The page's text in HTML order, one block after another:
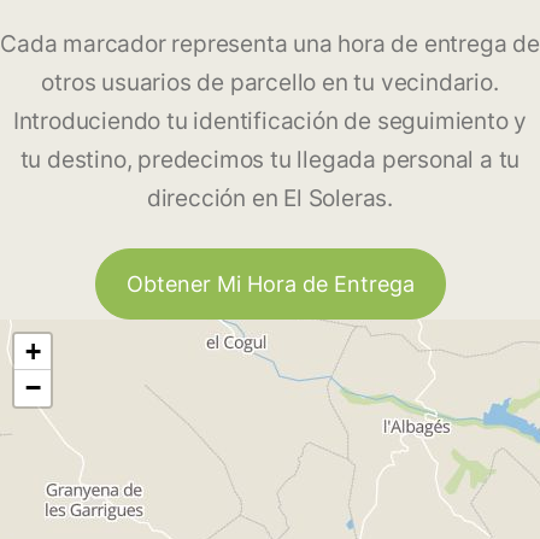
Cada marcador representa una hora de entrega de
otros usuarios de parcello en tu vecindario.
Introduciendo tu identificación de seguimiento y
tu destino, predecimos tu llegada personal a tu
dirección en El Soleras.
Obtener Mi Hora de Entrega
+
−